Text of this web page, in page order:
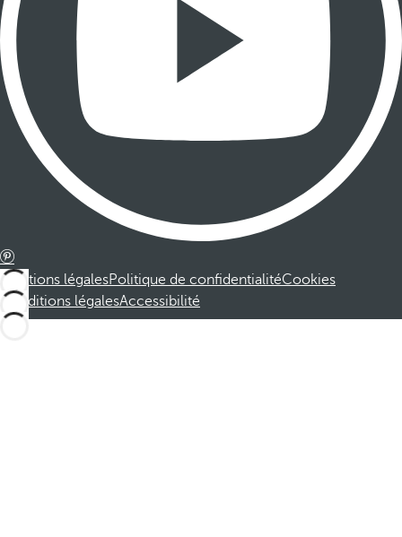
Mentions légalesPolitique de confidentialitéCookies
Conditions légalesAccessibilité